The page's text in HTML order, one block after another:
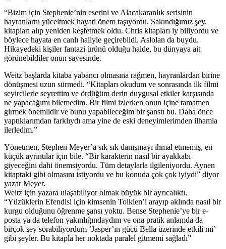
“Bizim için Stephenie’nin eserini ve Alacakaranlık serisinin
hayranlarnı yüceltmek hayati önem taşıyordu. Sakındığımız şey,
kitapları alıp yeniden keşfetmek oldu. Chris kitapları iy biliyordu ve
böylece hayata en canlı haliyle geçirebildi. Aslolan da buydu.
Hikayedeki kişiler fantazi ürünü olduğu halde, bu dünyaya ait
görünebildiler onun sayesinde.
Weitz başlarda kitaba yabancı olmasına rağmen, hayranlardan birine
dönüşmesi uzun sürmedi. “Kitapları okudum ve sonrasında ilk filmi
seyircilerle seyrettim ve ördüğüm derin duygusal etkiler karşısında
ne yapacağımı bilemedim. Bir filmi izlerken onun içine tamamen
girmek önemlidir ve bunu yapabileceğim bir şanstı bu. Daha önce
yaptıklarımdan farklıydı ama yine de eski deneyimlerimden ilhamla
ilerledim.”
Yönetmen, Stephen Meyer’a sık sık danışmayı ihmal etmemiş, en
küçük ayrıntılar için bile. “Bir karakterin nasıl bir ayakkabı
giyeceğini dahi önemsiyordu. Tüm detaylarla ilgileniyordu. Aynen
kitaptaki gibi olmasını istiyordu ve bu konuda çok çok iyiydi” diyor
yazar Meyer.
Weitz için yazara ulaşabiliyor olmak büyük bir ayrıcalıktı.
“Yüzüklerin Efendisi için kimsenin Tolkien’i arayıp aklında nasıl bir
kurgu olduğunu öğrenme şansı yoktu. Bense Stephenie’ye bir e-
posta ya da telefon yakınlığındaydım ve ona pratik anlamda da
birçok şey sorabiliyordum ‘Jasper’ın gücü Bella üzerinde etkili mi’
gibi şeyler. Bu kitapla her noktada paralel gitmemi sağladı”